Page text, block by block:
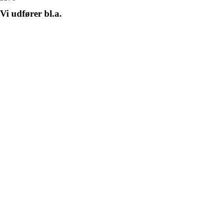
Vi udfører bl.a.